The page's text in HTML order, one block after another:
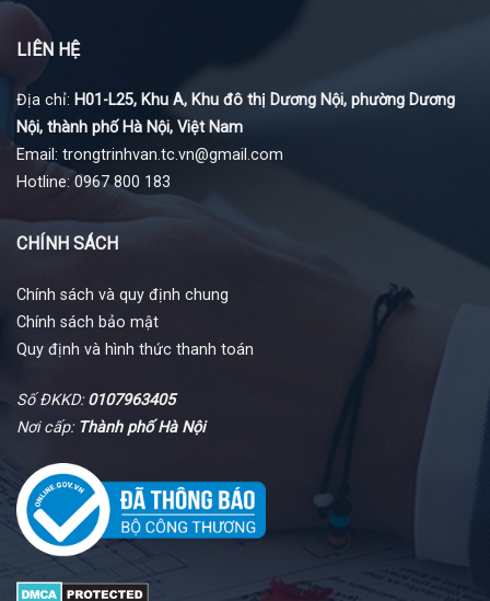
LIÊN HỆ
Địa chỉ: H01-L25, Khu A, Khu đô thị Dương Nội, phường Dương
Nội, thành phố Hà Nội, Việt Nam
Email: trongtrinhvan.tc.vn@gmail.com
Hotline: 0967 800 183
CHÍNH SÁCH
Chính sách và quy định chung
Chính sách bảo mật
Quy định và hình thức thanh toán
Số ĐKKD:0107963405
Nơi cấp: Thành phố Hà Nội